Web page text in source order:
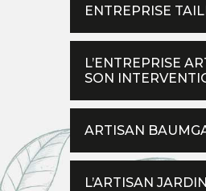
ENTREPRISE
L’ENTREPRISE
SON
ARTISAN
L’ARTISAN